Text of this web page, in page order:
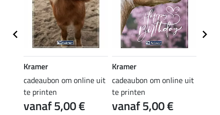
Kramer
cadeaubon om online uit
te printen
vanaf 5,00 €
Kramer
cadeaubon om online uit
te printen
vanaf 5,00 €